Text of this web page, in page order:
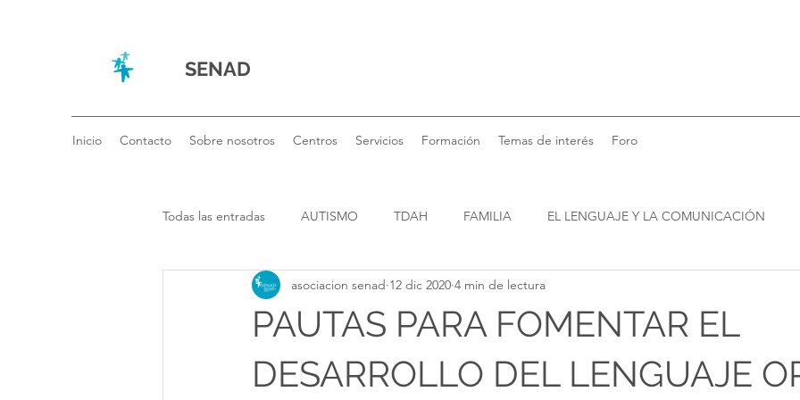
SENAD
Inicio Contacto Sobre nosotros Centros Servicios Formación Temas de interés Foro
Todas las entradas AUTISMO TDAH FAMILIA EL LENGUAJE Y LA COMUNICACIÓN
CENTRO DE ATENCIÓN TEMPRANA
PAUTAS PARA FOMENTAR EL
DESARROLLO DEL LENGUAJE
asociacion senad 12 dic 2020 4 min de lectura